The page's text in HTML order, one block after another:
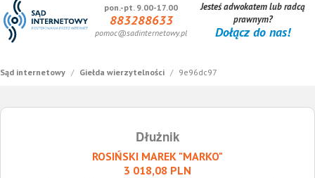
pon.-pt. 9.00-17.00
883288633
pomoc@sadinternetowy.pl
Jesteś adwokatem lub radcą
prawnym?
Dołącz do nas!
Sąd internetowy / Giełda wierzytelności / 9e96dc97
Dłużnik
ROSIŃSKI MAREK "MARKO"
3 018,08 PLN